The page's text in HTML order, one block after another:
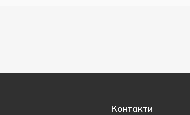
Контакти